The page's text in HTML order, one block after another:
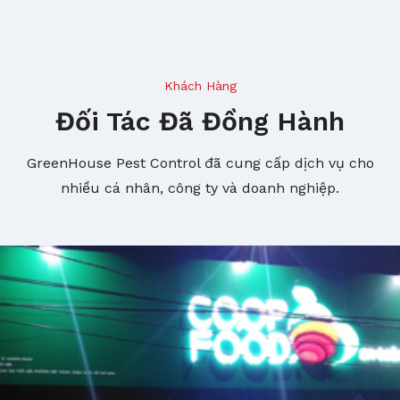
Khách Hàng
Đối Tác Đã Đồng Hành
GreenHouse Pest Control đã cung cấp dịch vụ cho
nhiều cá nhân, công ty và doanh nghiệp.